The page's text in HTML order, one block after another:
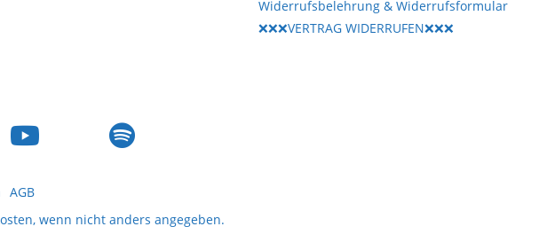
Widerrufsbelehrung & Widerrufsformular
❌❌❌VERTRAG WIDERRUFEN❌❌❌
AGB
, wenn nicht anders angegeben.